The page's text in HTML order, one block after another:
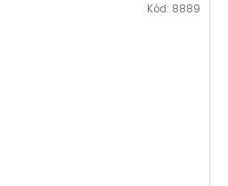
osobním odběru.
Kód: 8889